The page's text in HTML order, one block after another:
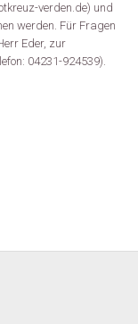
verden.de) und
werden. Für Fragen
Eder, zur
04231-924539).